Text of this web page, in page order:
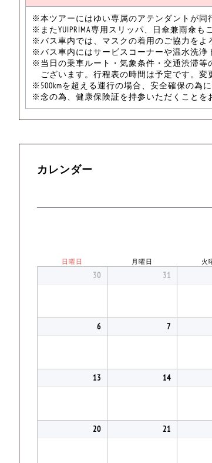
※本ツアーにはゆい専属のアテンダントが同
※またYUIPRIMA専用スリッパ、日傘兼雨傘も
※バス車内では、マスクの着用のご協力をよ
※バス車内にはサービスコーナーや温水洗浄
※当日の乗車ルート・気象条件・交通渋滞等
ございます。行程表の時間は予定です。変
※500kmを超える運行の場合、安全確保の為
※念の為、健康保険証を持参いただくことを
カレンダー
日曜日 月曜日 火
30 31
6 7
13 14
20 21